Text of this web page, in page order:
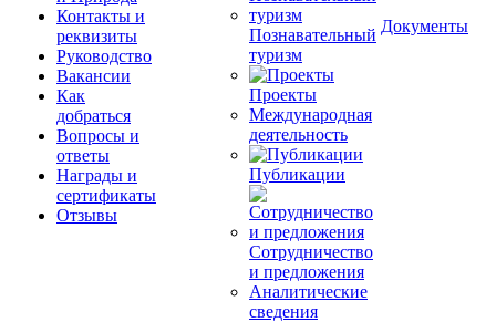
Контакты и
реквизиты
Руководство
Вакансии
Как
добраться
Вопросы и
ответы
Награды и
сертификаты
Отзывы
Познавательный
туризм
Проекты
Международная
деятельность
Публикации
Сотрудничество
и предложения
Аналитические
сведения
Документы